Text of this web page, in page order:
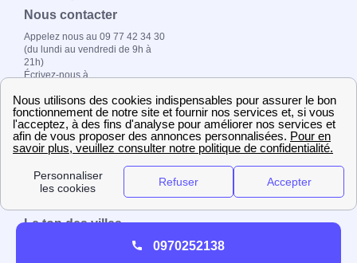
Le top des villes
Enedis Bordeaux
Nous contacter
Appelez nous au 09 77 42 34 30
(du lundi au vendredi de 9h à
21h)
Écrivez-nous à
Adresse postale : 157 boulevard
MacDonald, 75019 Paris
Copyright ©
fournisseur-
energie.com 2026 –
Tous droits réservés
0970252138